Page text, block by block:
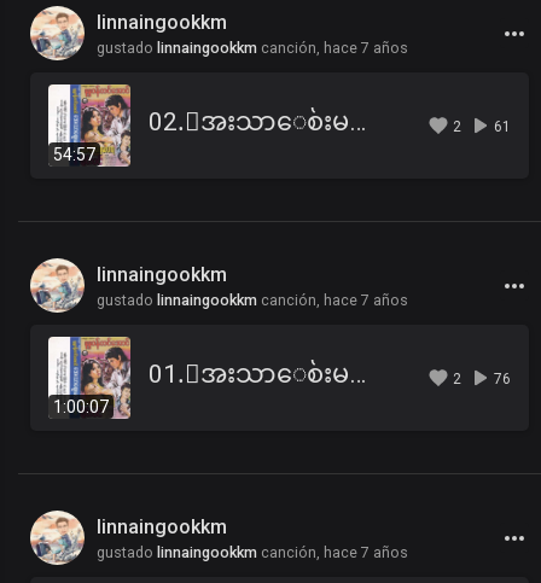
linnaingookkm
gustado linnaingookkm canción, hace 7 años
54:57
02.ေအးသာေစ်းမလာရ ဇာတ္လမ္း (ဇာတ္သိမ္း).mp3 2 61
linnaingookkm
gustado linnaingookkm canción, hace 7 años
1:00:07
01.ေအးသာေစ်းမလာရ ဇာတ္လမ္း (ပထမပိုင္း).mp3 2 76
linnaingookkm
gustado linnaingookkm canción, hace 7 años